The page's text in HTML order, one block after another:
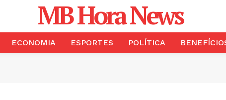
MB Hora News
ECONOMIA ESPORTES POLÍTICA